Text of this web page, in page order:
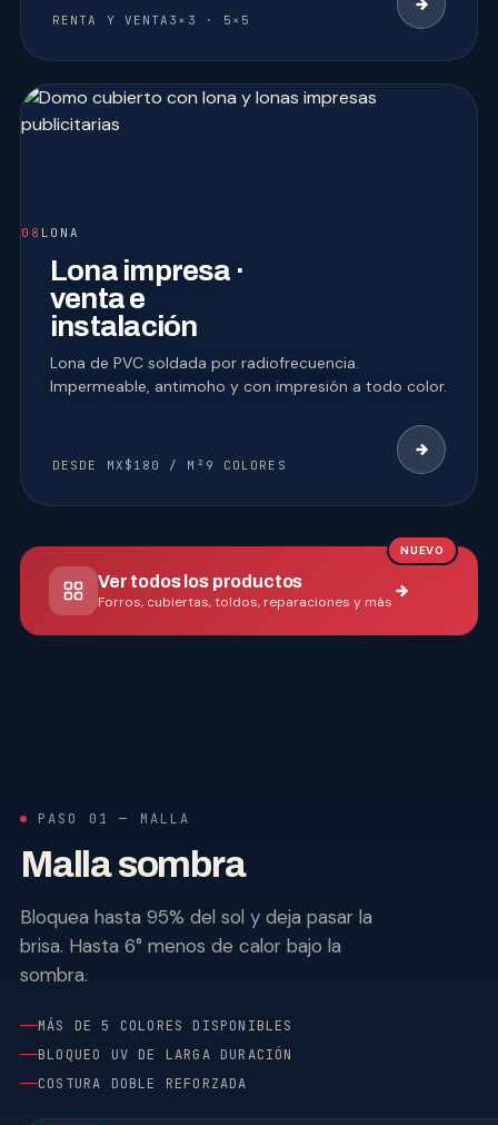
RENTA Y VENTA 3×3 · 5×5
08 LONA
Lona impresa ·
venta e
instalación
Lona de PVC soldada por radiofrecuencia.
Impermeable, antimoho y con impresión a todo color.
DESDE MX$180 / M² 9 COLORES
NUEVO
Ver todos los productos
Forros, cubiertas, toldos, reparaciones y más
PASO 01 — MALLA
Malla sombra
Bloquea hasta 95% del sol y deja pasar la
brisa. Hasta 6° menos de calor bajo la
sombra.
MÁS DE 5 COLORES DISPONIBLES
BLOQUEO UV DE LARGA DURACIÓN
COSTURA DOBLE REFORZADA